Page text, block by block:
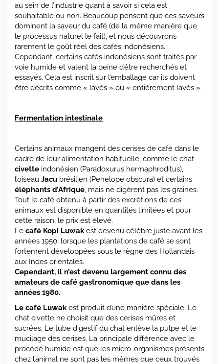
au sein de l’industrie quant à savoir si cela est
souhaitable ou non. Beaucoup pensent que ces saveurs
dominent la saveur du café (de la même manière que
le processus naturel le fait), et nous découvrons
rarement le goût réel des cafés indonésiens.
Cependant, certains cafés indonésiens sont traités par
voie humide et valent la peine d’être recherchés et
essayés. Cela est inscrit sur l’emballage car ils doivent
être décrits comme « lavés » ou « entièrement lavés ».
Fermentation intestinale
Certains animaux mangent des cerises de café dans le
cadre de leur alimentation habituelle, comme le chat
civette indonésien (Paradoxurus hermaphroditus),
l’oiseau Jacu brésilien (Penelope obscura) et certains
éléphants d’Afrique, mais ne digèrent pas les graines.
Tout le café obtenu à partir des excrétions de ces
animaux est disponible en quantités limitées et pour
cette raison, le prix est élevé.
Le café Kopi Luwakest devenu célèbre juste avant les
années 1950, lorsque les plantations de café se sont
fortement développées sous le règne des Hollandais
aux Indes orientales.
Cependant, il n’est devenu largement connu des
amateurs de café gastronomique que dans les
années 1980.
Le café Luwakest produit d’une manière spéciale. Le
chat civette ne choisit que des cerises mûres et
sucrées. Le tube digestif du chat enlève la pulpe et le
mucilage des cerises. La principale différence avec le
procédé humide est que les micro-organismes présents
chez l’animal ne sont pas les mêmes que ceux trouvés